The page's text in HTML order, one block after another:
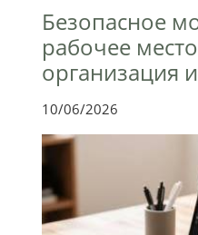
Безопасное
рабочее
организация
10/06/2026